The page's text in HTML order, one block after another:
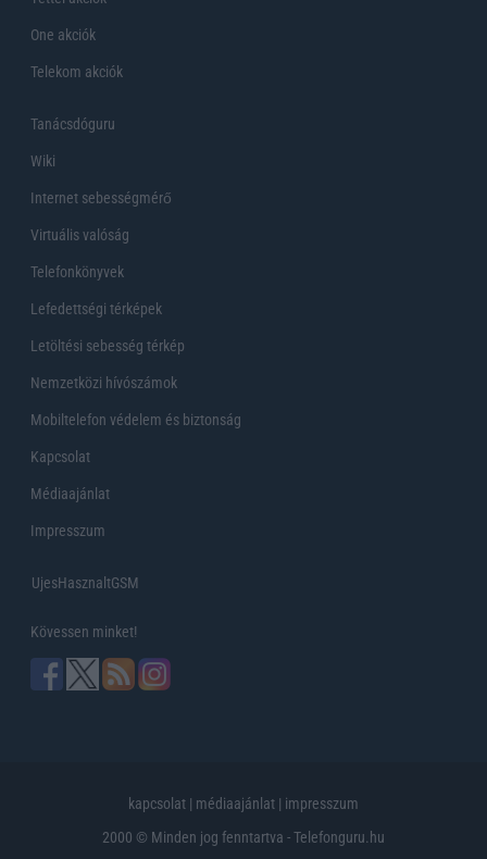
One akciók
Telekom akciók
Tanácsdóguru
Wiki
Internet sebességmérő
Virtuális valóság
Telefonkönyvek
Lefedettségi térképek
Letöltési sebesség térkép
Nemzetközi hívószámok
Mobiltelefon védelem és biztonság
Kapcsolat
Médiaajánlat
Impresszum
UjesHasznaltGSM
Kövessen minket!
kapcsolat | médiaajánlat | impresszum
2000 © Minden jog fenntartva - Telefonguru.hu